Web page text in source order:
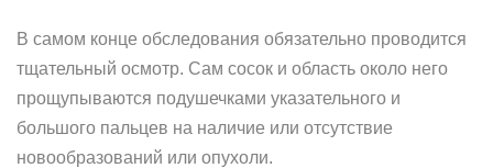
В самом конце обследования обязательно проводится
тщательный осмотр. Сам сосок и область около него
прощупываются подушечками указательного и
большого пальцев на наличие или отсутствие
новообразований или опухоли.